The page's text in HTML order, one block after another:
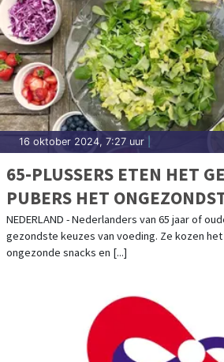
16 oktober 2024, 7:27 uur
65-PLUSSERS ETEN HET
PUBERS HET
NEDERLAND - Nederlanders van 65 jaar of
gezondste keuzes van voeding. Ze kozen
ongezonde snacks en [...]